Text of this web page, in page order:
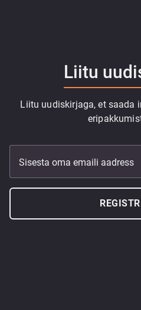
Liitu
Liitu uudiskirjaga, et saada
Sisesta oma emaili aadress